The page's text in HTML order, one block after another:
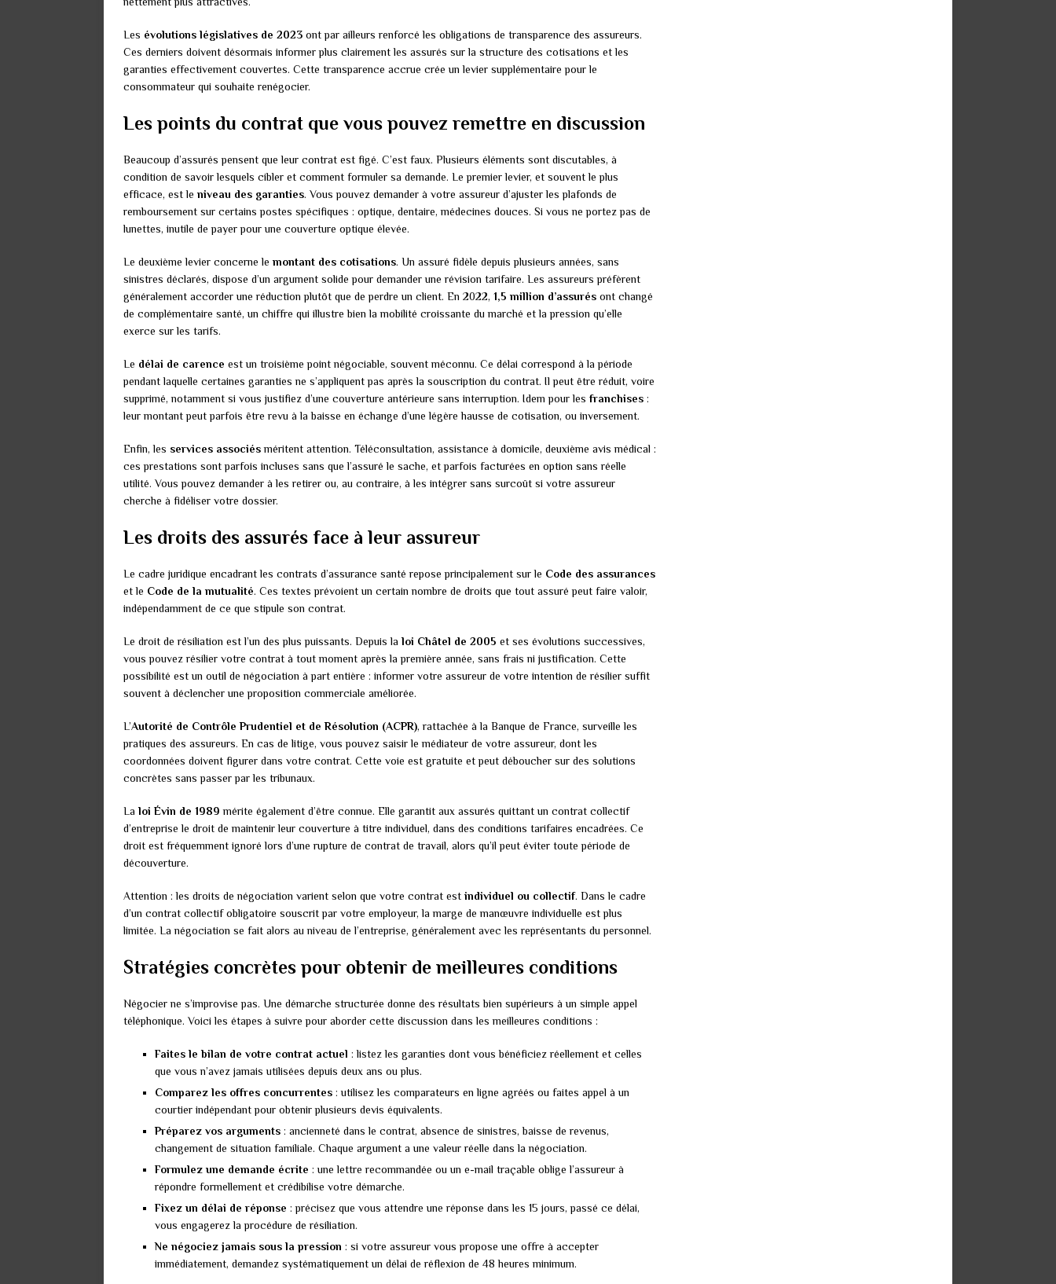
Les évolutions législatives de 2023 ont par ailleurs renforcé les obligations de transparence des assureurs.
Ces derniers doivent désormais informer plus clairement les assurés sur la structure des cotisations et les
garanties effectivement couvertes. Cette transparence accrue crée un levier supplémentaire pour le
consommateur qui souhaite renégocier.
Les points du contrat que vous pouvez remettre en discussion
Beaucoup d’assurés pensent que leur contrat est figé. C’est faux. Plusieurs éléments sont discutables, à
condition de savoir lesquels cibler et comment formuler sa demande. Le premier levier, et souvent le plus
efficace, est le niveau des garanties. Vous pouvez demander à votre assureur d’ajuster les plafonds de
remboursement sur certains postes spécifiques : optique, dentaire, médecines douces. Si vous ne portez pas de
lunettes, inutile de payer pour une couverture optique élevée.
Le deuxième levier concerne le montant des cotisations. Un assuré fidèle depuis plusieurs années, sans
sinistres déclarés, dispose d’un argument solide pour demander une révision tarifaire. Les assureurs préfèrent
généralement accorder une réduction plutôt que de perdre un client. En 2022, 1,5 million d’assurés ont changé
de complémentaire santé, un chiffre qui illustre bien la mobilité croissante du marché et la pression qu’elle
exerce sur les tarifs.
Le délai de carence est un troisième point négociable, souvent méconnu. Ce délai correspond à la période
pendant laquelle certaines garanties ne s’appliquent pas après la souscription du contrat. Il peut être réduit, voire
supprimé, notamment si vous justifiez d’une couverture antérieure sans interruption. Idem pour les franchises :
leur montant peut parfois être revu à la baisse en échange d’une légère hausse de cotisation, ou inversement.
Enfin, les services associésméritent attention. Téléconsultation, assistance à domicile, deuxième avis médical :
ces prestations sont parfois incluses sans que l’assuré le sache, et parfois facturées en option sans réelle
utilité. Vous pouvez demander à les retirer ou, au contraire, à les intégrer sans surcoût si votre assureur
cherche à fidéliser votre dossier.
Les droits des assurés face à leur assureur
Le cadre juridique encadrant les contrats d’assurance santé repose principalement sur le Code des assurances
et le Code de la mutualité. Ces textes prévoient un certain nombre de droits que tout assuré peut faire valoir,
indépendamment de ce que stipule son contrat.
Le droit de résiliation est l’un des plus puissants. Depuis la loi Châtel de 2005 et ses évolutions successives,
vous pouvez résilier votre contrat à tout moment après la première année, sans frais ni justification. Cette
possibilité est un outil de négociation à part entière : informer votre assureur de votre intention de résilier suffit
souvent à déclencher une proposition commerciale améliorée.
L’Autorité de Contrôle Prudentiel et de Résolution (ACPR), rattachée à la Banque de France, surveille les
pratiques des assureurs. En cas de litige, vous pouvez saisir le médiateur de votre assureur, dont les
coordonnées doivent figurer dans votre contrat. Cette voie est gratuite et peut déboucher sur des solutions
concrètes sans passer par les tribunaux.
La loi Évin de 1989 mérite également d’être connue. Elle garantit aux assurés quittant un contrat collectif
d’entreprise le droit de maintenir leur couverture à titre individuel, dans des conditions tarifaires encadrées. Ce
droit est fréquemment ignoré lors d’une rupture de contrat de travail, alors qu’il peut éviter toute période de
découverture.
Attention : les droits de négociation varient selon que votre contrat est individuel ou collectif. Dans le cadre
d’un contrat collectif obligatoire souscrit par votre employeur, la marge de manœuvre individuelle est plus
limitée. La négociation se fait alors au niveau de l’entreprise, généralement avec les représentants du personnel.
Stratégies concrètes pour obtenir de meilleures conditions
Négocier ne s’improvise pas. Une démarche structurée donne des résultats bien supérieurs à un simple appel
téléphonique. Voici les étapes à suivre pour aborder cette discussion dans les meilleures conditions :
Faites le bilan de votre contrat actuel : listez les garanties dont vous bénéficiez réellement et celles
que vous n’avez jamais utilisées depuis deux ans ou plus.
Comparez les offres concurrentes : utilisez les comparateurs en ligne agréés ou faites appel à un
courtier indépendant pour obtenir plusieurs devis équivalents.
Préparez vos arguments : ancienneté dans le contrat, absence de sinistres, baisse de revenus,
changement de situation familiale. Chaque argument a une valeur réelle dans la négociation.
Formulez une demande écrite : une lettre recommandée ou un e-mail traçable oblige l’assureur à
répondre formellement et crédibilise votre démarche.
Fixez un délai de réponse : précisez que vous attendre une réponse dans les 15 jours, passé ce délai,
vous engagerez la procédure de résiliation.
Ne négociez jamais sous la pression : si votre assureur vous propose une offre à accepter
immédiatement, demandez systématiquement un délai de réflexion de 48 heures minimum.